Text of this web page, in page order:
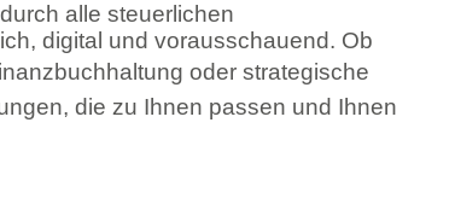
alle steuerlichen
digital und vorausschauend. Ob
oder strategische
die zu Ihnen passen und Ihnen